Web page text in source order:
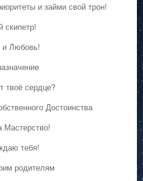
и займи свой трон!
скипетр!
и Любовь!
твоё сердце?
Достоинства
Мастерство!
тебя!
родителям